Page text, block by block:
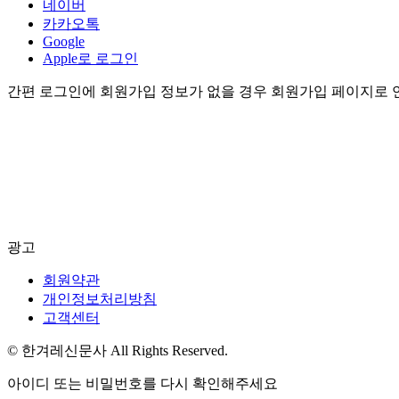
네이버
카카오톡
Google
Apple로 로그인
간편 로그인에 회원가입 정보가 없을 경우 회원가입 페이지로
광고
회원약관
개인정보처리방침
고객센터
© 한겨레신문사 All Rights Reserved.
아이디 또는 비밀번호를 다시 확인해주세요